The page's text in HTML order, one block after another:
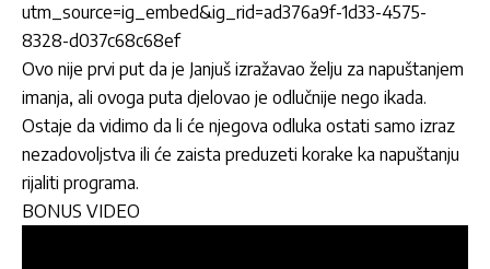
utm_source=ig_embed&ig_rid=ad376a9f-1d33-4575-
8328-d037c68c68ef
Ovo nije prvi put da je Janjuš izražavao želju za napuštanjem
imanja, ali ovoga puta djelovao je odlučnije nego ikada.
Ostaje da vidimo da li će njegova odluka ostati samo izraz
nezadovoljstva ili će zaista preduzeti korake ka napuštanju
rijaliti programa.
BONUS VIDEO